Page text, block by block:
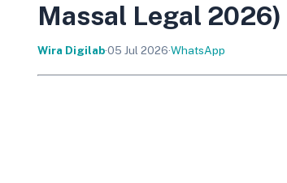
Massal Legal 2026)
Wira Digilab·05 Jul 2026·WhatsApp